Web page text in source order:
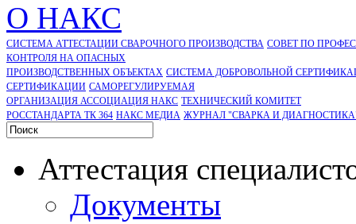
О НАКС
СИСТЕМА АТТЕСТАЦИИ СВАРОЧНОГО ПРОИЗВОДСТВА СОВЕТ ПО
КОНТРОЛЯ НА ОПАСНЫХ
ПРОИЗВОДСТВЕННЫХ ОБЪЕКТАХ СИСТЕМА ДОБРОВОЛЬНОЙ
CЕРТИФИКАЦИИ САМОРЕГУЛИРУЕМАЯ
ОРГАНИЗАЦИЯ АССОЦИАЦИЯ НАКС ТЕХНИЧЕСКИЙ КОМИТЕТ
РОССТАНДАРТА ТК 364 НАКС МЕДИА ЖУРНАЛ "СВАРКА И
Аттестация
Документы